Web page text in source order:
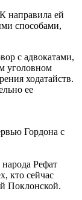
направила ей
способами,
с адвокатами,
уголовном
ходатайств.
ее
Гордона с
Рефат
кто сейчас
Поклонской.